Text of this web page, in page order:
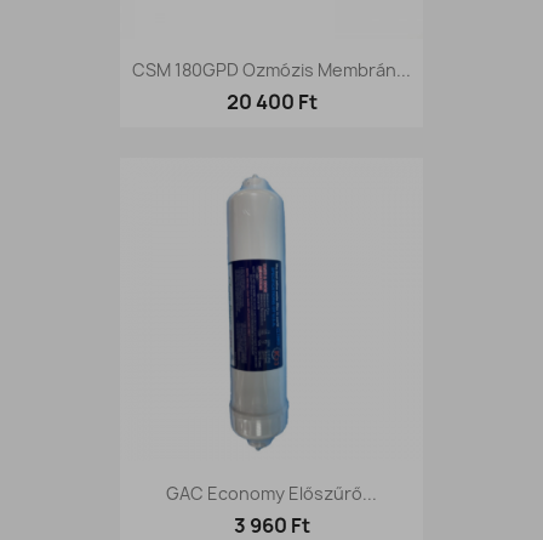
CSM 180GPD Ozmózis Membrán...
20 400 Ft
GAC Economy Előszűrő...
3 960 Ft